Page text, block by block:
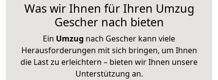
Was wir Ihnen für Ihren Umzug
Gescher nach bieten
Ein Umzug nach Gescher kann viele
Herausforderungen mit sich bringen, um Ihnen
die Last zu erleichtern – bieten wir Ihnen unsere
Unterstützung an.